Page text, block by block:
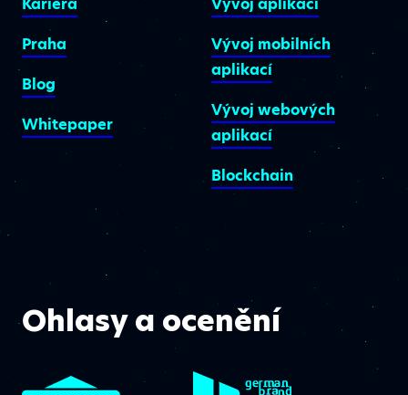
Praha
Blog
Whitepaper
Vývoj mobilních
aplikací
Vývoj webových
aplikací
Blockchain
Ohlasy a ocenění